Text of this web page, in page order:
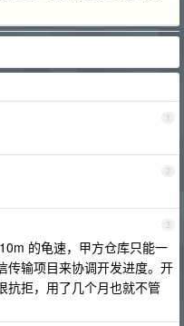
1
2
3
的龟速，甲方仓库只能一
传输项目来协调开发进度。开
抗拒，用了几个月也就不管